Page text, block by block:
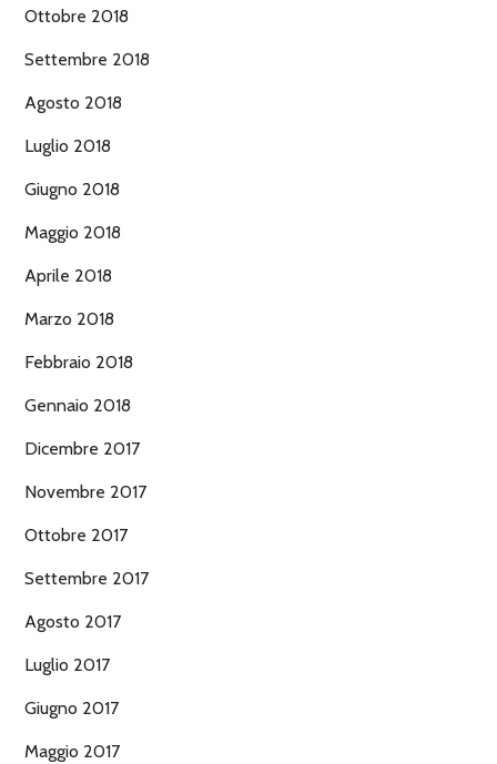
Ottobre 2018
Settembre 2018
Agosto 2018
Luglio 2018
Giugno 2018
Maggio 2018
Aprile 2018
Marzo 2018
Febbraio 2018
Gennaio 2018
Dicembre 2017
Novembre 2017
Ottobre 2017
Settembre 2017
Agosto 2017
Luglio 2017
Giugno 2017
Maggio 2017